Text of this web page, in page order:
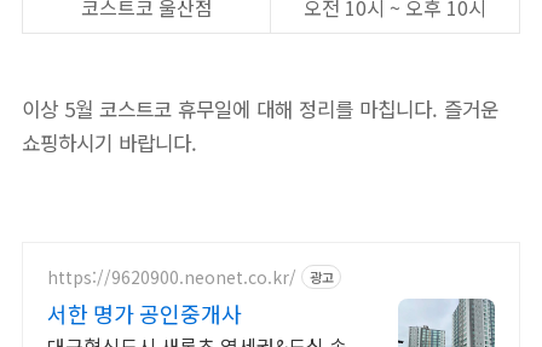
코스트코 울산점
오전 10시 ~ 오후 10시
이상 5월 코스트코 휴무일에 대해 정리를 마칩니다. 즐거운
쇼핑하시기 바랍니다.
https://9620900.neonet.co.kr/ 광고
서한 명가 공인중개사